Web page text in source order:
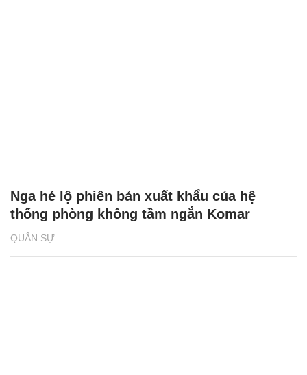
QUÂN SỰ
Nga hé lộ phiên bản xuất khẩu của hệ
thống phòng không tầm ngắn Komar